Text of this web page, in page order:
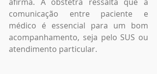
comunicação entre paciente e
médico é essencial para um bom
acompanhamento, seja pelo SUS ou
atendimento particular.